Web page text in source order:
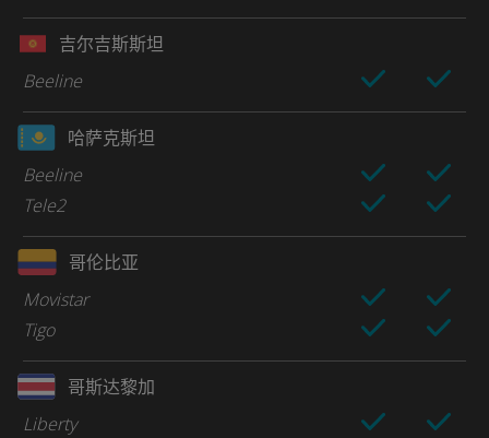
吉尔吉斯斯坦
Beeline
哈萨克斯坦
Beeline
Tele2
哥伦比亚
Movistar
Tigo
哥斯达黎加
Liberty